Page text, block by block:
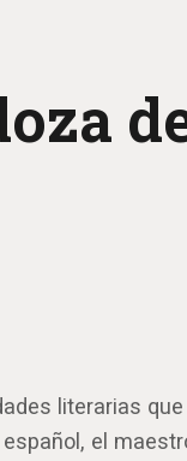
literarias
el